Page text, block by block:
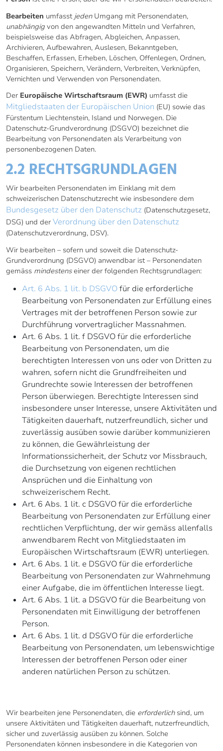
Bearbeiten umfasst jedenUmgang mit Personendaten,
unabhängig von den angewandten Mitteln und Verfahren,
beispielsweise das Abfragen, Abgleichen, Anpassen,
Archivieren, Aufbewahren, Auslesen, Bekanntgeben,
Beschaffen, Erfassen, Erheben, Löschen, Offenlegen, Ordnen,
Organisieren, Speichern, Verändern, Verbreiten, Verknüpfen,
Vernichten und Verwenden von Personendaten.
Der Europäische Wirtschaftsraum (EWR) umfasst die
Mitgliedstaaten der Europäischen Union (EU) sowie das
Fürstentum Liechtenstein, Island und Norwegen. Die
Datenschutz-Grundverordnung (DSGVO) bezeichnet die
Bearbeitung von Personendaten als Verarbeitung von
personenbezogenen Daten.
2.2 RECHTSGRUNDLAGEN
Wir bearbeiten Personendaten im Einklang mit dem
schweizerischen Datenschutzrecht wie insbesondere dem
Bundesgesetz über den Datenschutz (Datenschutzgesetz,
DSG) und der Verordnung über den Datenschutz
(Datenschutzverordnung, DSV).
Wir bearbeiten – sofern und soweit die Datenschutz-
Grundverordnung (DSGVO) anwendbar ist – Personendaten
gemäss mindestenseiner der folgenden Rechtsgrundlagen:
Art. 6 Abs. 1 lit. b DSGVOfür die erforderliche
Bearbeitung von Personendaten zur Erfüllung eines
Vertrages mit der betroffenen Person sowie zur
Durchführung vorvertraglicher Massnahmen.
Art. 6 Abs. 1 lit. f DSGVO für die erforderliche
Bearbeitung von Personendaten, um die
berechtigten Interessen von uns oder von Dritten zu
wahren, sofern nicht die Grundfreiheiten und
Grundrechte sowie Interessen der betroffenen
Person überwiegen. Berechtigte Interessen sind
insbesondere unser Interesse, unsere Aktivitäten und
Tätigkeiten dauerhaft, nutzerfreundlich, sicher und
zuverlässig ausüben sowie darüber kommunizieren
zu können, die Gewährleistung der
Informationssicherheit, der Schutz vor Missbrauch,
die Durchsetzung von eigenen rechtlichen
Ansprüchen und die Einhaltung von
schweizerischem Recht.
Art. 6 Abs. 1 lit. c DSGVO für die erforderliche
Bearbeitung von Personendaten zur Erfüllung einer
rechtlichen Verpflichtung, der wir gemäss allenfalls
anwendbarem Recht von Mitgliedstaaten im
Europäischen Wirtschaftsraum (EWR) unterliegen.
Art. 6 Abs. 1 lit. e DSGVO für die erforderliche
Bearbeitung von Personendaten zur Wahrnehmung
einer Aufgabe, die im öffentlichen Interesse liegt.
Art. 6 Abs. 1 lit. a DSGVO für die Bearbeitung von
Personendaten mit Einwilligung der betroffenen
Person.
Art. 6 Abs. 1 lit. d DSGVO für die erforderliche
Bearbeitung von Personendaten, um lebenswichtige
Interessen der betroffenen Person oder einer
anderen natürlichen Person zu schützen.
Wir bearbeiten jene Personendaten, die erforderlichsind, um
unsere Aktivitäten und Tätigkeiten dauerhaft, nutzerfreundlich,
sicher und zuverlässig ausüben zu können. Solche
Personendaten können insbesondere in die Kategorien von